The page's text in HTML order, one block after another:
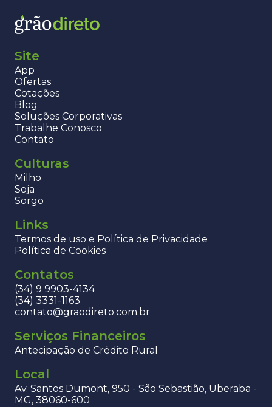
Site
App
Ofertas
Cotações
Blog
Soluções Corporativas
Trabalhe Conosco
Contato
Culturas
Milho
Soja
Sorgo
Links
Termos de uso e Política de Privacidade
Política de Cookies
Contatos
(34) 9 9903-4134
(34) 3331-1163
contato@graodireto.com.br
Serviços Financeiros
Antecipação de Crédito Rural
Local
Av. Santos Dumont, 950 - São Sebastião, Uberaba -
MG, 38060-600